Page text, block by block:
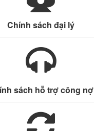
Chính sách đại lý
sách hỗ trợ công nợ